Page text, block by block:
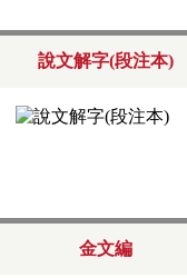
說文解字(段注本)
金文編